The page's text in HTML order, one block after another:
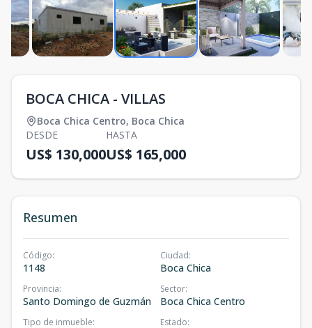
BOCA CHICA - VILLAS
Boca Chica Centro, Boca Chica
DESDE
US$ 130,000
HASTA
US$ 165,000
Resumen
Código:
1148
Ciudad:
Boca Chica
Provincia:
Santo Domingo de Guzmán
Sector:
Boca Chica Centro
Tipo de inmueble: Estado: